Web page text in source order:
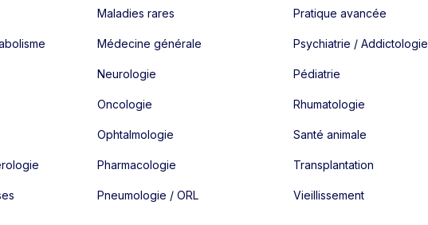
Maladies rares
Médecine générale
Neurologie
Oncologie
Ophtalmologie
Pharmacologie
Pneumologie / ORL
Pratique avancée
Psychiatrie / Addictologie
Pédiatrie
Rhumatologie
Santé animale
Transplantation
Vieillissement